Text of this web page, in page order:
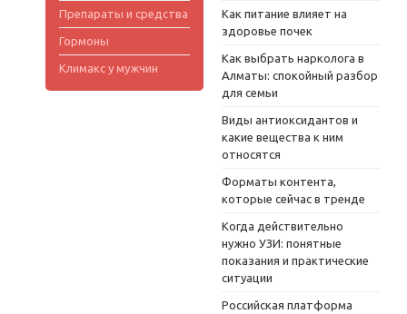
Препараты и средства
Гормоны
Климакс у мужчин
Как питание влияет на
здоровье почек
Как выбрать нарколога в
Алматы: спокойный разбор
для семьи
Виды антиоксидантов и
какие вещества к ним
относятся
Форматы контента,
которые сейчас в тренде
Когда действительно
нужно УЗИ: понятные
показания и практические
ситуации
Российская платформа